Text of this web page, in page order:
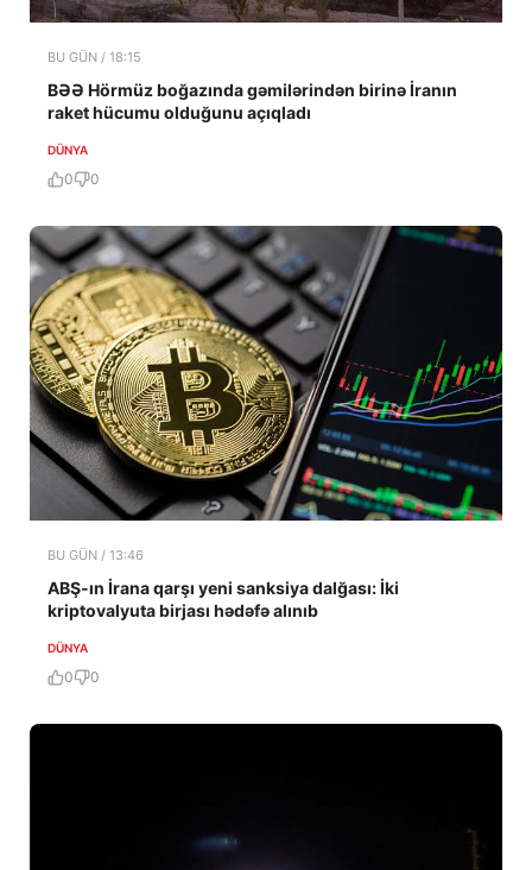
BU GÜN / 18:15
BƏƏ Hörmüz boğazında gəmilərindən birinə İranın
raket hücumu olduğunu açıqladı
DÜNYA
0 0
BU GÜN / 13:46
ABŞ-ın İrana qarşı yeni sanksiya dalğası: İki
kriptovalyuta birjası hədəfə alınıb
DÜNYA
0 0